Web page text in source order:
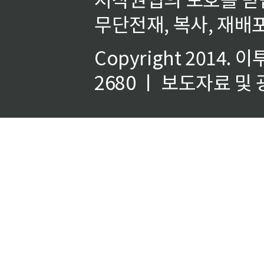
무단전재, 복사, 재배
Copyright 2014. 이
2680 ㅣ 보도자료